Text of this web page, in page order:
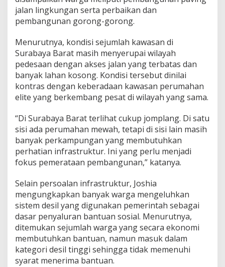
o
s
i
h
M
c
h
a
e
i
n
t
a
E
v
l
u
a
s
i
M
e
n
y
jalan lingkungan serta perbaikan dan
pembangunan gorong-gorong.
Menurutnya, kondisi sejumlah kawasan di
Surabaya Barat masih menyerupai wilayah
pedesaan dengan akses jalan yang terbatas dan
banyak lahan kosong. Kondisi tersebut dinilai
kontras dengan keberadaan kawasan perumahan
elite yang berkembang pesat di wilayah yang sama.
“Di Surabaya Barat terlihat cukup jomplang. Di satu
sisi ada perumahan mewah, tetapi di sisi lain masih
banyak perkampungan yang membutuhkan
perhatian infrastruktur. Ini yang perlu menjadi
fokus pemerataan pembangunan,” katanya.
Selain persoalan infrastruktur, Joshia
mengungkapkan banyak warga mengeluhkan
sistem desil yang digunakan pemerintah sebagai
dasar penyaluran bantuan sosial. Menurutnya,
ditemukan sejumlah warga yang secara ekonomi
membutuhkan bantuan, namun masuk dalam
kategori desil tinggi sehingga tidak memenuhi
syarat menerima bantuan.